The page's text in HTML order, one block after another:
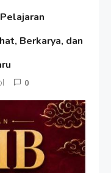
Berkarya, dan
0